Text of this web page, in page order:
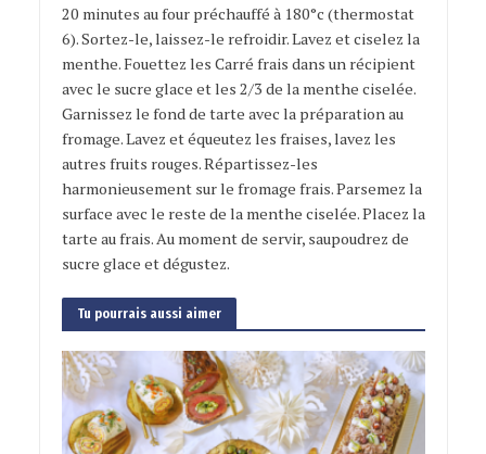
20 minutes au four préchauffé à 180°c (thermostat
6). Sortez-le, laissez-le refroidir. Lavez et ciselez la
menthe. Fouettez les Carré frais dans un récipient
avec le sucre glace et les 2/3 de la menthe ciselée.
Garnissez le fond de tarte avec la préparation au
fromage. Lavez et équeutez les fraises, lavez les
autres fruits rouges. Répartissez-les
harmonieusement sur le fromage frais. Parsemez la
surface avec le reste de la menthe ciselée. Placez la
tarte au frais. Au moment de servir, saupoudrez de
sucre glace et dégustez.
Tu pourrais aussi aimer